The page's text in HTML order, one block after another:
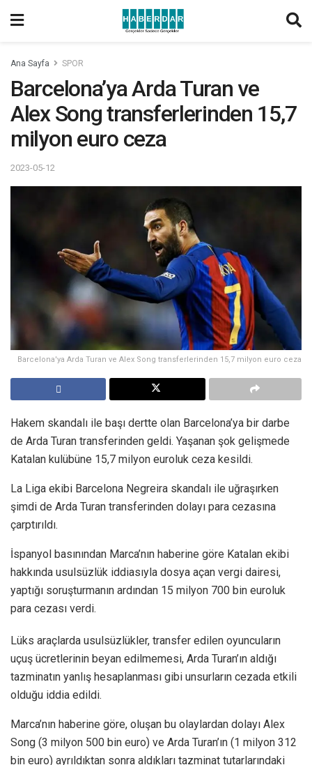
Ana Sayfa SPOR
Barcelona’ya Arda Turan ve
Alex Song transferlerinden 15,7
milyon euro ceza
2023-05-12
Barcelona'ya Arda Turan ve Alex Song transferlerinden 15,7 milyon euro ceza
Hakem skandalı ile başı dertte olan Barcelona’ya bir darbe
de Arda Turan transferinden geldi. Yaşanan şok gelişmede
Katalan kulübüne 15,7 milyon euroluk ceza kesildi.
La Liga ekibi Barcelona Negreira skandalı ile uğraşırken
şimdi de Arda Turan transferinden dolayı para cezasına
çarptırıldı.
İspanyol basınından Marca’nın haberine göre Katalan ekibi
hakkında usulsüzlük iddiasıyla dosya açan vergi dairesi,
yaptığı soruşturmanın ardından 15 milyon 700 bin euroluk
para cezası verdi.
Lüks araçlarda usulsüzlükler, transfer edilen oyuncuların
uçuş ücretlerinin beyan edilmemesi, Arda Turan’ın aldığı
tazminatın yanlış hesaplanması gibi unsurların cezada etkili
olduğu iddia edildi.
Marca’nın haberine göre, oluşan bu olaylardan dolayı Alex
Song (3 milyon 500 bin euro) ve Arda Turan’ın (1 milyon 312
bin euro) ayrıldıktan sonra aldıkları tazminat tutarlarındaki